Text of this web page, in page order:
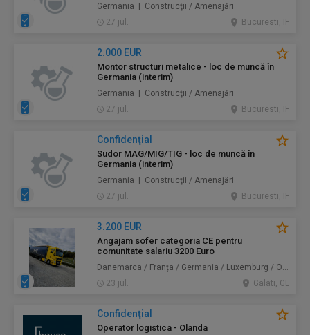
Germania | Construcţii / Amenajări
27 jul.
Bucuresti, IF
2.000 EUR
Montor structuri metalice - loc de muncă în
Germania (interim)
Germania | Construcţii / Amenajări
27 jul.
Bucuresti, IF
Confidenţial
Sudor MAG/MIG/TIG - loc de muncă în
Germania (interim)
Germania | Construcţii / Amenajări
27 jul.
Bucuresti, IF
3.200 EUR
Angajam sofer categoria CE pentru
comunitate salariu 3200 Euro
Danemarca / Franța / Germania / Luxemburg / Olanda | Transport
23 jul.
Galati, GL
Confidenţial
Operator logistica - Olanda